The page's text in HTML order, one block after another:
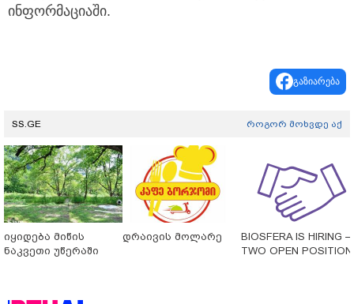
ინფორმაციაში.
გაზიარება
SS.GE როგორ მოხვდე აქ
იყიდება მიწის
ნაკვეთი უწერაში
დრაივის მოლარე
BIOSFERA IS HIRING
TWO OPEN